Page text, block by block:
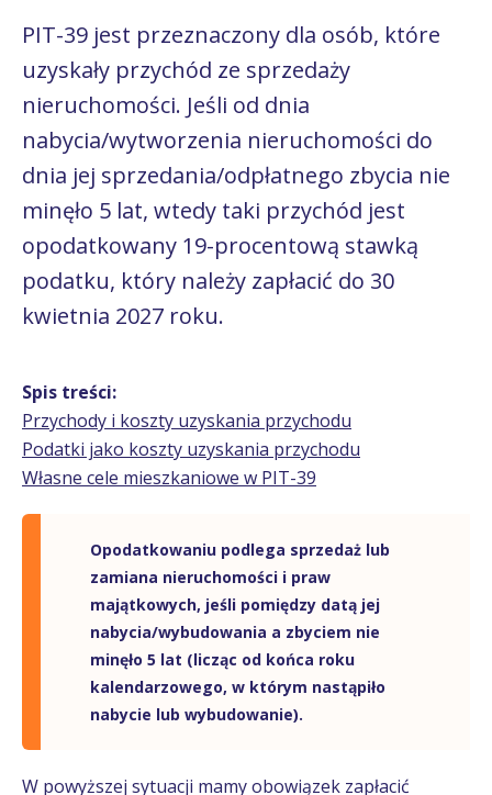
PIT-39 jest przeznaczony dla osób, które
uzyskały przychód ze sprzedaży
nieruchomości. Jeśli od dnia
nabycia/wytworzenia nieruchomości do
dnia jej sprzedania/odpłatnego zbycia nie
minęło 5 lat, wtedy taki przychód jest
opodatkowany 19-procentową stawką
podatku, który należy zapłacić do 30
kwietnia 2027 roku.
Spis treści:
Przychody i koszty uzyskania przychodu
Podatki jako koszty uzyskania przychodu
Własne cele mieszkaniowe w PIT-39
Opodatkowaniu podlega sprzedaż lub
zamiana nieruchomości i praw
majątkowych, jeśli pomiędzy datą jej
nabycia/wybudowania a zbyciem nie
minęło 5 lat (licząc od końca roku
kalendarzowego, w którym nastąpiło
nabycie lub wybudowanie).
W powyższej sytuacji mamy obowiązek zapłacić